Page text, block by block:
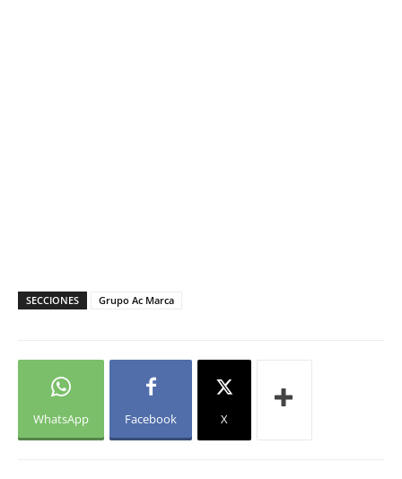
SECCIONES Grupo Ac Marca
WhatsApp Facebook X